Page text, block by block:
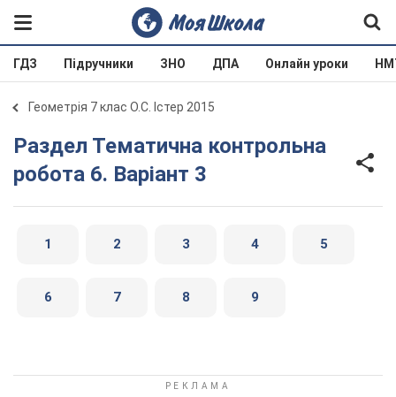
ГДЗ Підручники ЗНО ДПА Онлайн уроки
Геометрія 7 клас О.С. Істер 2015
Раздел Тематична контрольна
робота 6. Варіант 3
1 2 3 4 5
6 7 8 9